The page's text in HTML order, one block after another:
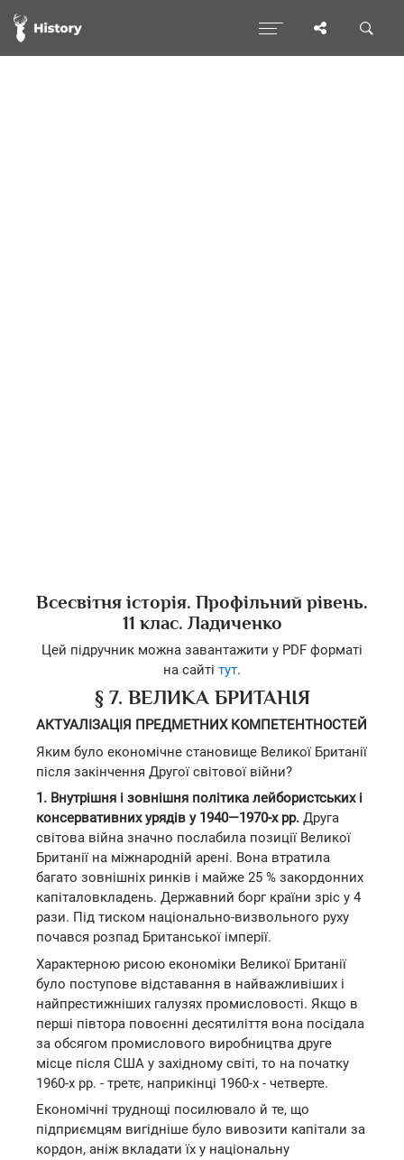
Всесвітня історія. Профільний рівень.
11 клас. Ладиченко
Цей підручник можна завантажити у PDF форматі
на сайті тут.
§ 7. ВЕЛИКА БРИТАНІЯ
АКТУАЛІЗАЦІЯ ПРЕДМЕТНИХ КОМПЕТЕНТНОСТЕЙ
Яким було економічне становище Великої Британії
після закінчення Другої світової війни?
1. Внутрішня і зовнішня політика лейбористських і
консервативних урядів у 1940—1970-х рр. Друга
світова війна значно послабила позиції Великої
Британії на міжнародній арені. Вона втратила
багато зовнішніх ринків і майже 25 % закордонних
капіталовкладень. Державний борг країни зріс у 4
рази. Під тиском національно-визвольного руху
почався розпад Британської імперії.
Характерною рисою економіки Великої Британії
було поступове відставання в найважливіших і
найпрестижніших галузях промисловості. Якщо в
перші півтора повоєнні десятиліття вона посідала
за обсягом промислового виробництва друге
місце після США у західному світі, то на початку
1960-х рр. - третє, наприкінці 1960-х - четверте.
Економічні труднощі посилювало й те, що
підприємцям вигідніше було вивозити капітали за
кордон, аніж вкладати їх у національну